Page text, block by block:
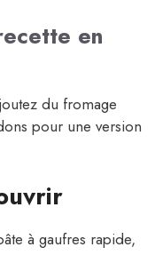
en
du fromage
pour une version
à gaufres rapide,